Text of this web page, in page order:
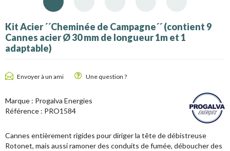
Kit Acier ´´Cheminée de Campagne´´ (contient 9
Cannes acier Ø 30 mm de longueur 1m et 1
adaptable)
Envoyer à un ami Une question ?
Marque : Progalva Energies
Référence : PRO1584
Cannes entièrement rigides pour diriger la tête de débistreuse
Rotonet, mais aussi ramoner des conduits de fumée, déboucher des